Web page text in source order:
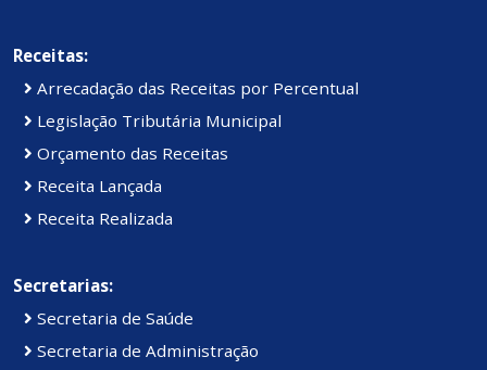
Receitas:
Arrecadação das Receitas por Percentual
Legislação Tributária Municipal
Orçamento das Receitas
Receita Lançada
Receita Realizada
Secretarias:
Secretaria de Saúde
Secretaria de Administração